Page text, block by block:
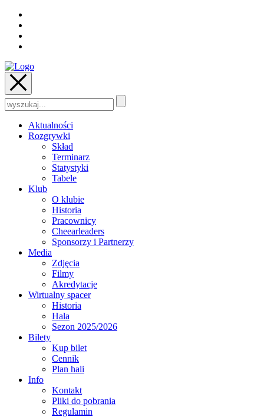
Szukaj:
Aktualności
Rozgrywki
Skład
Terminarz
Statystyki
Tabele
Klub
O klubie
Historia
Pracownicy
Cheearleaders
Sponsorzy i Partnerzy
Media
Zdjęcia
Filmy
Akredytacje
Wirtualny spacer
Historia
Hala
Sezon 2025/2026
Bilety
Kup bilet
Cennik
Plan hali
Info
Kontakt
Pliki do pobrania
Regulamin